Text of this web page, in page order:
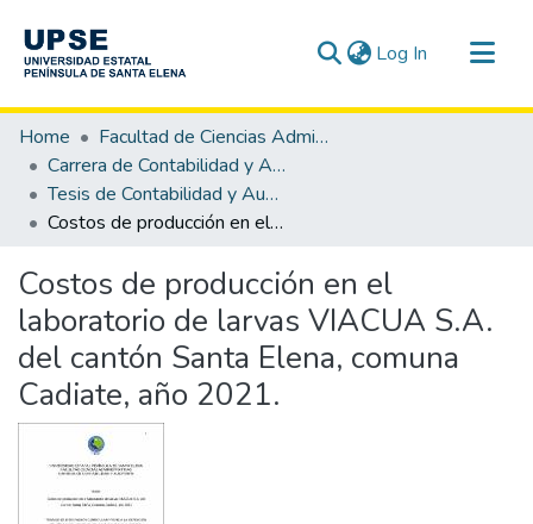
Log In (current)
Communities & Collections
All of DSpace
Statistics
Home
Facultad de Ciencias Administrativas
Carrera de Contabilidad y Auditoría
Tesis de Contabilidad y Auditoría
Costos de producción en el laboratorio de larvas VIACUA S.A. del cantón Santa Elena, comuna Cadiate, año 2021.
Costos de producción en el
laboratorio de larvas VIACUA S.A.
del cantón Santa Elena, comuna
Cadiate, año 2021.